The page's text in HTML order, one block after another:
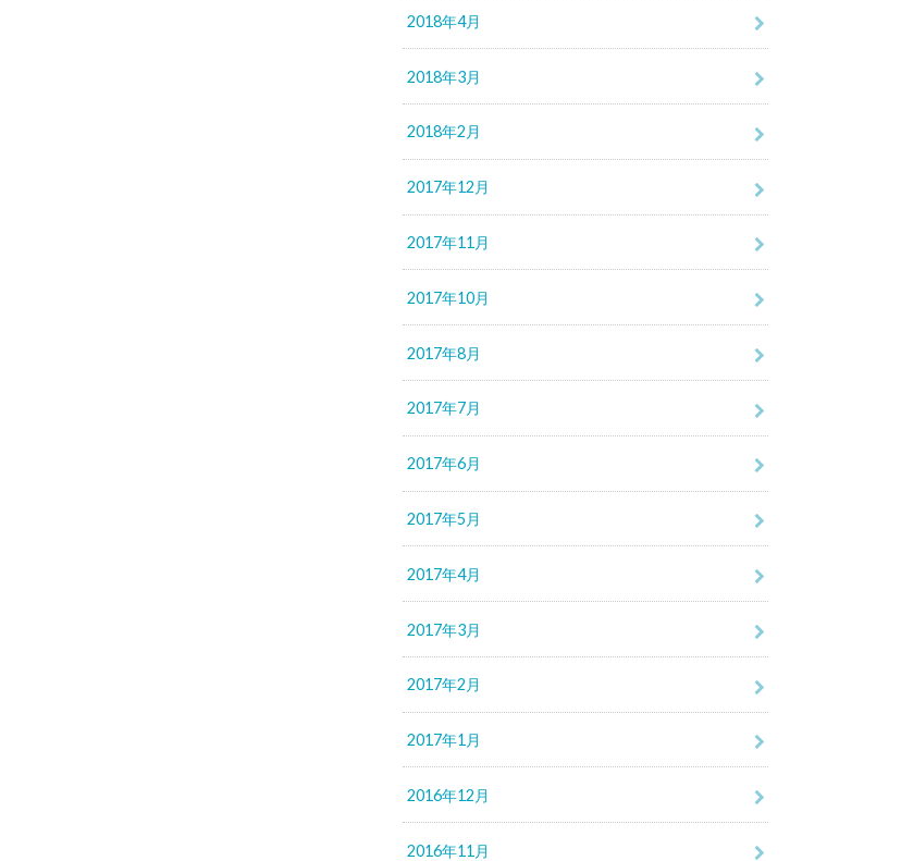
2018年4月
2018年3月
2018年2月
2017年12月
2017年11月
2017年10月
2017年8月
2017年7月
2017年6月
2017年5月
2017年4月
2017年3月
2017年2月
2017年1月
2016年12月
2016年11月